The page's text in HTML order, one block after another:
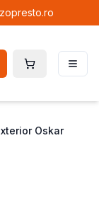
Oskar